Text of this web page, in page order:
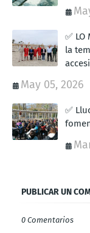
✅ LO
la
May 05, 2026
✅
PUBLICAR UN
0 Comentarios